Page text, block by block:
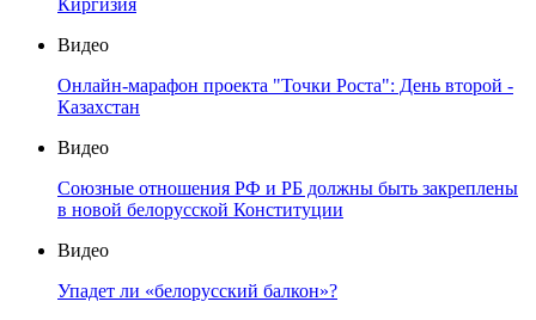
Киргизия
Видео
Онлайн-марафон проекта "Точки Роста": День второй -
Казахстан
Видео
Союзные отношения РФ и РБ должны быть закреплены
в новой белорусской Конституции
Видео
Упадет ли «белорусский балкон»?